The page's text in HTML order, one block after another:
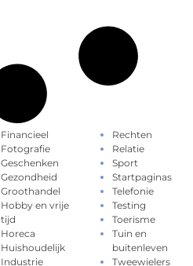
Financieel
Fotografie
Geschenken
Gezondheid
Groothandel
Hobby en vrije
tijd
Horeca
Huishoudelijk
Industrie
Rechten
Relatie
Sport
Startpaginas
Telefonie
Testing
Toerisme
Tuin en
buitenleven
Tweewielers